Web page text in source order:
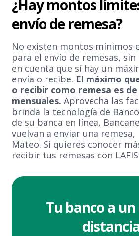
¿Hay montos
envío de remesa?
No existen montos mínimos
para el envío de remesas,
en cuenta que sí hay un
envía o recibe. El máximo
o recibir como remesa es de
mensuales. Aprovecha las
brinda la tecnología de Banco
de su banca en línea,
vuelvan a enviar una remesa,
Mateo. Si quieres conocer
recibir tus remesas con
Tu banco a un
distancia